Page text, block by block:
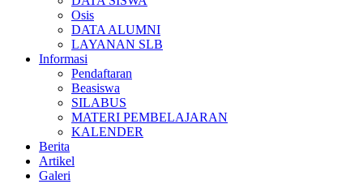
Osis
DATA ALUMNI
LAYANAN SLB
Informasi
Pendaftaran
Beasiswa
SILABUS
MATERI PEMBELAJARAN
KALENDER
Berita
Artikel
Galeri